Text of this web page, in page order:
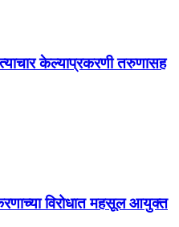
केल्याप्रकरणी तरुणासह
विरोधात महसूल आयुक्त